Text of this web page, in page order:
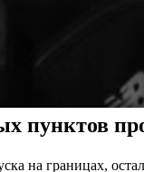
на границах,